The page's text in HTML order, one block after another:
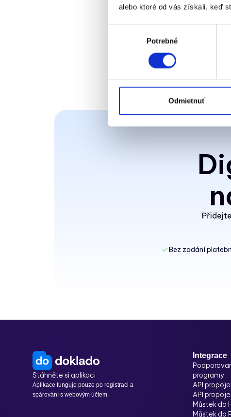
alebo ktoré od vás získali, keď
Potrebné
Odmietnuť
Bez zadání
Stáhněte si aplikaci
Aplikace funguje pouze po registraci a
spárování s webovým účtem.
Integrace
programy
API
API
Můstek do
Můstek do